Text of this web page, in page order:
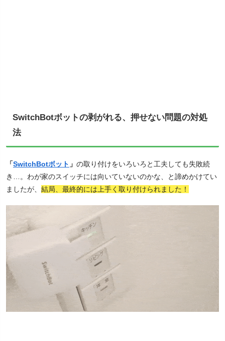
SwitchBotボットの剥がれる、押せない問題の対処
法
「SwitchBotボット 」 の取り付けをいろいろと工夫しても失敗続
き…。わが家のスイッチには向いていないのかな、と諦めかけてい
ましたが、 結局、最終的には上手く取り付けられました！